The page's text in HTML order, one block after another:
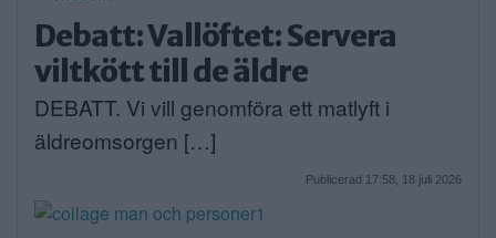
Debatt: Vallöftet: Servera
viltkött till de äldre
DEBATT. Vi vill genomföra ett matlyft i
äldreomsorgen […]
Publicerad 17:58, 18 juli 2026